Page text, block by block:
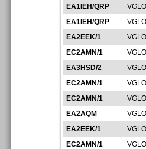
EA1IEH/QRP
EA1IEH/QRP
EA2EEK/1
EC2AMN/1
EA3HSD/2
EC2AMN/1
EC2AMN/1
EA2AQM
EA2EEK/1
EC2AMN/1